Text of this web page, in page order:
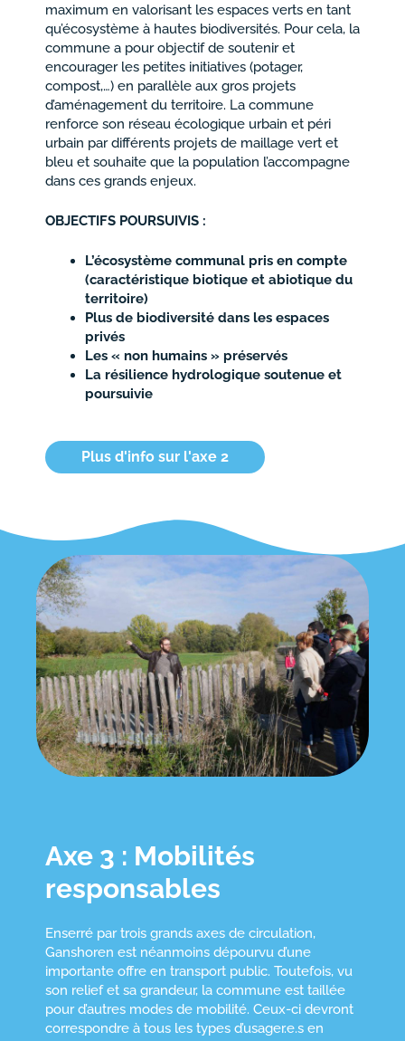
maximum en valorisant les espaces verts en tant
qu’écosystème à hautes biodiversités. Pour cela, la
commune a pour objectif de soutenir et
encourager les petites initiatives (potager,
compost,…) en parallèle aux gros projets
d’aménagement du territoire. La commune
renforce son réseau écologique urbain et péri
urbain par différents projets de maillage vert et
bleu et souhaite que la population l’accompagne
dans ces grands enjeux.
OBJECTIFS POURSUIVIS :
L’écosystème communal pris en compte
(caractéristique biotique et abiotique du
territoire)
Plus de biodiversité dans les espaces
privés
Les « non humains » préservés
La résilience hydrologique soutenue et
poursuivie
Plus d'info sur l'axe 2
Axe 3 : Mobilités
responsables
Enserré par trois grands axes de circulation,
Ganshoren est néanmoins dépourvu d’une
importante offre en transport public. Toutefois, vu
son relief et sa grandeur, la commune est taillée
pour d’autres modes de mobilité. Ceux-ci devront
correspondre à tous les types d’usager.e.s en